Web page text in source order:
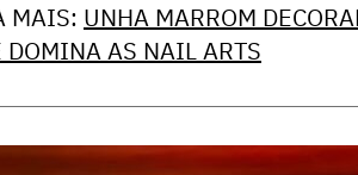
MAIS: UNHA MARROM
DOMINA AS NAIL ARTS